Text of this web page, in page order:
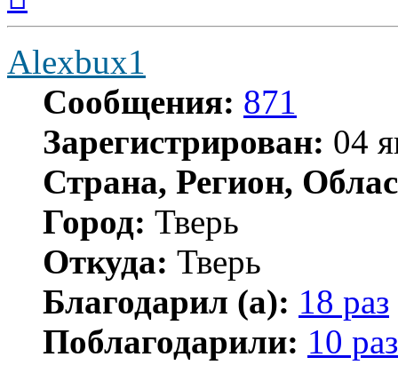
началу
Alexbux1
Сообщения: 871
Зарегистрирован: 04
Страна, Регион,
Город: Тверь
Откуда: Тверь
Благодарил (а): 18 раз
Поблагодарили: 10 раз